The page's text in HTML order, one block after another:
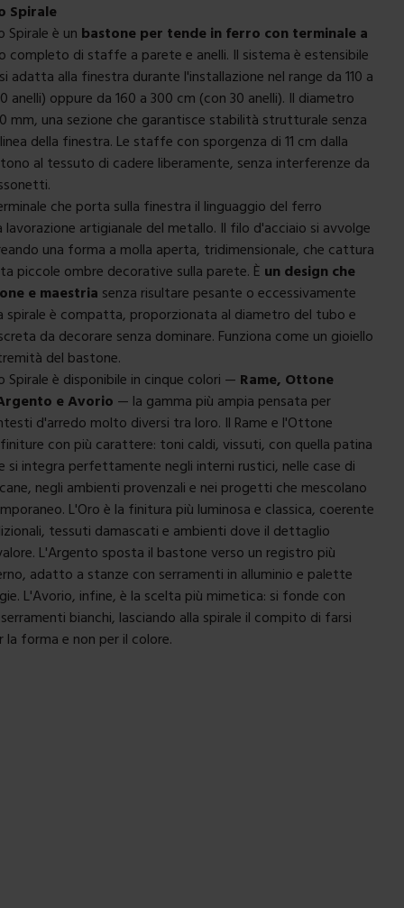
Spirale
Spirale è un bastone per tende in ferro con terminale a
completo di staffe a parete e anelli. Il sistema è estensibile
adatta alla finestra durante l'installazione nel range da 110 a
anelli) oppure da 160 a 300 cm (con 30 anelli). Il diametro
mm, una sezione che garantisce stabilità strutturale senza
della finestra. Le staffe con sporgenza di 11 cm dalla
al tessuto di cadere liberamente, senza interferenze da
che porta sulla finestra il linguaggio del ferro
artigianale del metallo. Il filo d'acciaio si avvolge
una forma a molla aperta, tridimensionale, che cattura
piccole ombre decorative sulla parete. È un design che
e maestria senza risultare pesante o eccessivamente
spirale è compatta, proporzionata al diametro del tubo e
da decorare senza dominare. Funziona come un gioiello
del bastone.
Spirale è disponibile in cinque colori — Rame, Ottone
e Avorio — la gamma più ampia pensata per
d'arredo molto diversi tra loro. Il Rame e l'Ottone
con più carattere: toni caldi, vissuti, con quella patina
si integra perfettamente negli interni rustici, nelle case di
negli ambienti provenzali e nei progetti che mescolano
L'Oro è la finitura più luminosa e classica, coerente
tessuti damascati e ambienti dove il dettaglio
L'Argento sposta il bastone verso un registro più
adatto a stanze con serramenti in alluminio e palette
L'Avorio, infine, è la scelta più mimetica: si fonde con
bianchi, lasciando alla spirale il compito di farsi
la forma e non per il colore.